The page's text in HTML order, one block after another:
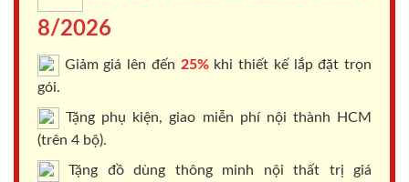
8/2026
Giảm giá lên đến 25%khi thiết kế lắp đặt trọn
gói.
Tặng phụ kiện, giao miễn phí nội thành HCM
(trên 4 bộ).
Tặng đồ dùng thông minh nội thất trị giá